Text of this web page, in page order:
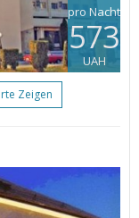
pro Nacht
573
UAH
Zeigen